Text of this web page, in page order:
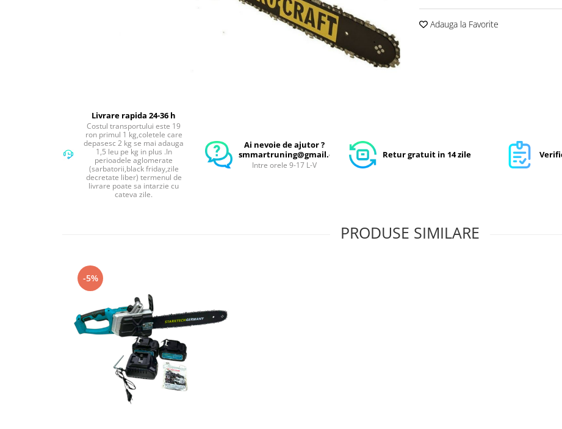
Masini de Gaurit & Rotopercutoare
Rotopercutoare
Drujba & Motocoasa & Fierastrau &
MotoCoase & Masina de tuns iarba
Adauga la Favorite
Livrare rapida 24-36 h
Costul transportului este 19
ron primul 1 kg,coletele care
depasesc 2 kg se mai adauga
1,5 leu pe kg in plus .In
perioadele aglomerate
(sarbatorii,black friday,zile
decretate liber) termenul de
livrare poate sa intarzie cu
cateva zile.
Ai nevoie de ajutor ?
smmartruning@gmail.com
Intre orele 9-17 L-V
Retur gratuit in 14 zile
PRODUSE SIMILARE
-5%